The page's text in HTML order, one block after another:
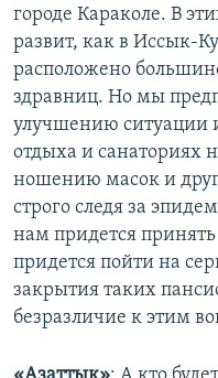
городе Караколе. В
развит, как в Иссык-
расположено
здравниц. Но мы
улучшению ситуации
отдыха и санаториях
ношению масок и
строго следя за
нам придется
придется пойти на
закрытия таких
безразличие к этим